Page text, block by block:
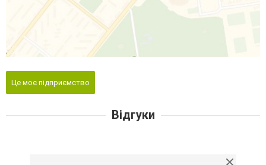
Це моє підприємство
Відгуки